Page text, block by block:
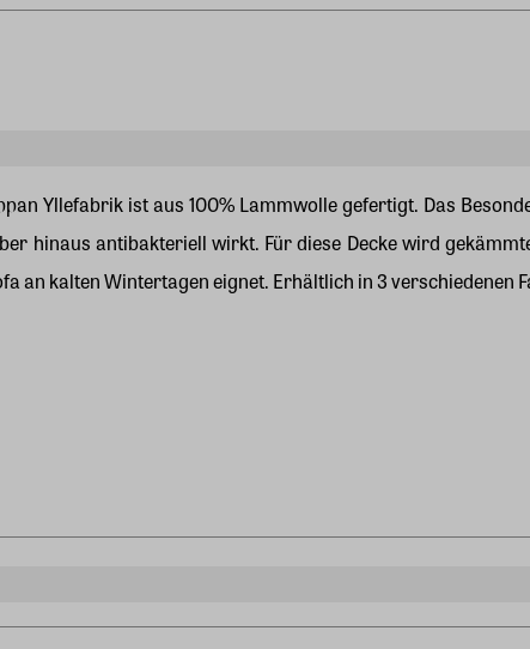
Yllefabrik ist aus 100% Lammwolle gefertigt. Das
hinaus antibakteriell wirkt. Für diese Decke wird
an kalten Wintertagen eignet. Erhältlich in 3 verschiedenen